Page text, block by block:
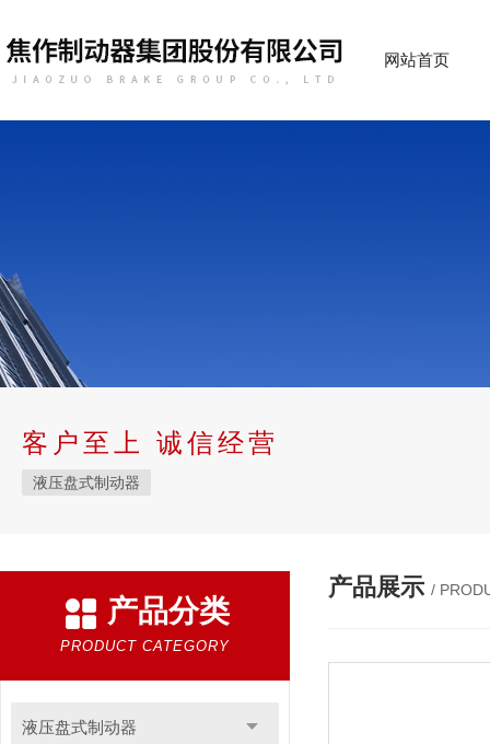
网站首页
客户至上 诚信经营
液压盘式制动器
产品分类
PRODUCT CATEGORY
液压盘式制动器
产品展示 /